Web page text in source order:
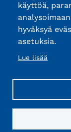
käyttöä,
hyväksyä
asetuksia.
Lue lisää